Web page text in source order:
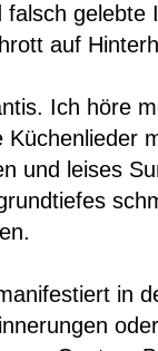
gelebte
auf
Ich höre
und leises
in